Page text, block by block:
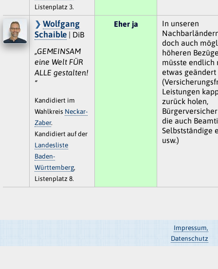
Listenplatz 3.
Wolfgang
Schaible| DiB
„GEMEINSAM
eine Welt FÜR
ALLE gestalten!
“
Kandidiert im
Wahlkreis Neckar-
Zaber.
Kandidiert auf der
Landesliste
Baden-
Württemberg,
Listenplatz 8.
Eher ja
In unseren
doch auch
höheren
müsste endlich
etwas geändert
Leistungen
zurück holen,
die auch
Selbstständige
usw.)
Impressum,
Datenschutz